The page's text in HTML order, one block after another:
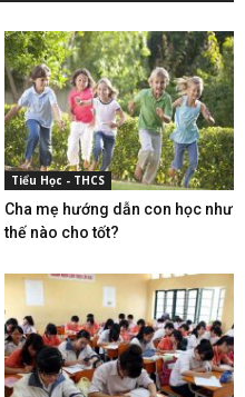
Tiểu Học - THCS
Cha mẹ hướng dẫn con học như
thế nào cho tốt?